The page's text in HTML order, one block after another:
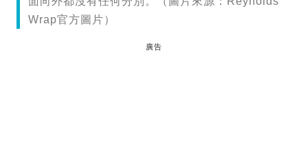
Wrap官方圖片）
廣告